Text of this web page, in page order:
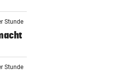
Stunde
Stunde